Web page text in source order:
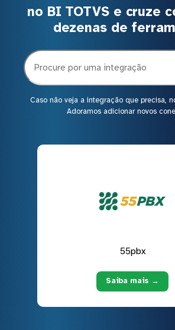
no BI TOTVS e cruze
dezenas de
Caso não veja a integração que precisa,
Adoramos adicionar novos
55pbx
Saiba mais →